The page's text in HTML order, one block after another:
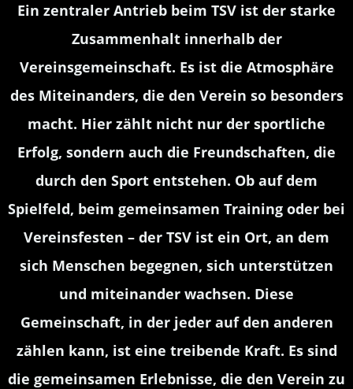
Ein zentraler Antrieb beim TSV ist der starke
Zusammenhalt innerhalb der
Vereinsgemeinschaft. Es ist die Atmosphäre
des Miteinanders, die den Verein so besonders
macht. Hier zählt nicht nur der sportliche
Erfolg, sondern auch die Freundschaften, die
durch den Sport entstehen. Ob auf dem
Spielfeld, beim gemeinsamen Training oder bei
Vereinsfesten – der TSV ist ein Ort, an dem
sich Menschen begegnen, sich unterstützen
und miteinander wachsen. Diese
Gemeinschaft, in der jeder auf den anderen
zählen kann, ist eine treibende Kraft. Es sind
die gemeinsamen Erlebnisse, die den Verein zu